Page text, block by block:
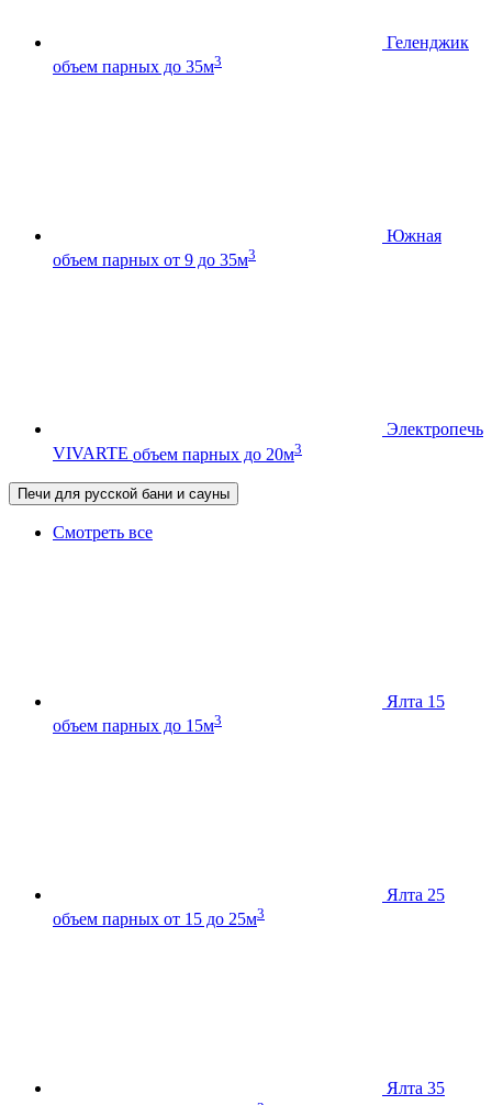
Геленджик
объем парных до 35м3
Южная
объем парных от 9 до 35м3
Электропечь
VIVARTE объем парных до 20м3
Печи для русской бани и сауны
Смотреть все
Ялта 15
объем парных до 15м3
Ялта 25
объем парных от 15 до 25м3
Ялта 35